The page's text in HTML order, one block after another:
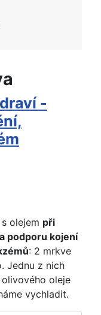
-
olejem při
podporu kojení
: 2 mrkve
Jednu z nich
oleje
vychladit.